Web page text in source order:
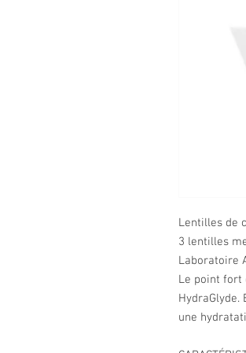
Lentilles de
3 lentilles
Laboratoire
Le point fort
une